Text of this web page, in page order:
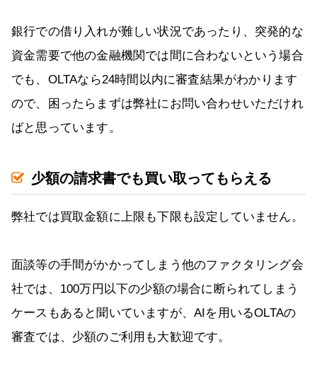
銀行での借り入れが難しい状況であったり、突発的な
資金需要で他の金融機関では間に合わないという場合
でも、OLTAなら24時間以内に審査結果がわかります
ので、困ったらまずは弊社にお問い合わせいただけれ
ばと思っています。
少額の請求書でも買い取ってもらえる
弊社では買取金額に上限も下限も設定していません。
面談等の手間がかかってしまう他のファクタリング会
社では、100万円以下の少額の場合に断られてしまう
ケースもあると聞いていますが、AIを用いるOLTAの
審査では、少額のご利用も大歓迎です。